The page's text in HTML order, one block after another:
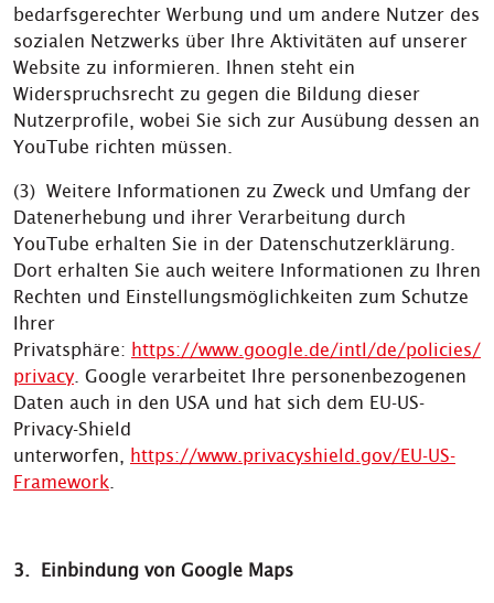
bedarfsgerechter Werbung und um andere Nutzer des
sozialen Netzwerks über Ihre Aktivitäten auf unserer
Website zu informieren. Ihnen steht ein
Widerspruchsrecht zu gegen die Bildung dieser
Nutzerprofile, wobei Sie sich zur Ausübung dessen an
YouTube richten müssen.
(3) Weitere Informationen zu Zweck und Umfang der
Datenerhebung und ihrer Verarbeitung durch
YouTube erhalten Sie in der Datenschutzerklärung.
Dort erhalten Sie auch weitere Informationen zu Ihren
Rechten und Einstellungsmöglichkeiten zum Schutze
Ihrer
Privatsphäre: https://www.google.de/intl/de/policies/
privacy. Google verarbeitet Ihre personenbezogenen
Daten auch in den USA und hat sich dem EU-US-
Privacy-Shield
unterworfen, https://www.privacyshield.gov/EU-US-
Framework.
3. Einbindung von Google Maps